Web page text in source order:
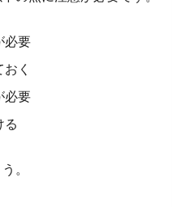
必要
く
必要
る
。